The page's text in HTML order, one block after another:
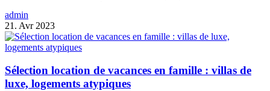
admin
21. Avr 2023
Sélection location de vacances en famille : villas de
luxe, logements atypiques